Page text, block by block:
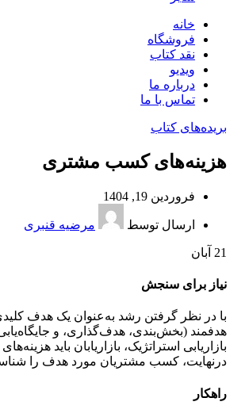
خانه
فروشگاه
نقد کتاب
ویدیو
درباره‌ ما
تماس با ما
بریده‌های کتاب
هزینه‌های کسب مشتری
فروردین 19, 1404
ارسال توسط مرضیه قنبری
21 آبان
نیاز برای سنجش
با در نظر گرفتن رشد به‌عنوان یک هدف کلیدی
هدفمند (بخش‌بندی، هدف‌گذاری، و
بازاریابی استراتژیک، بازاریابان باید
درنهایت، کسب مشتریان مورد هدف را
راهکار